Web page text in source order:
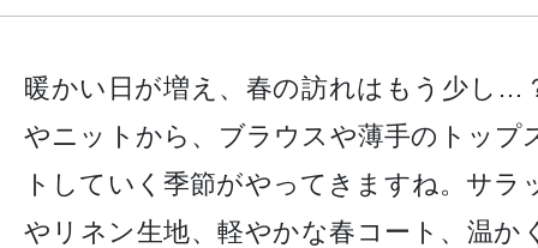
暖かい日が増え、春の訪れはもう少し
やニットから、ブラウスや薄手のトップ
トしていく季節がやってきますね。サラ
やリネン生地、軽やかな春コート、温か